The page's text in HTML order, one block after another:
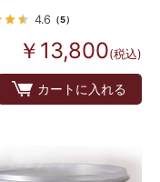
4.6 （5）
￥13,800(税込)
カートに入れる